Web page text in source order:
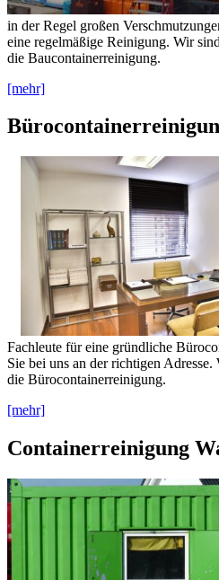
in der Regel großen
eine regelmäßige Reinigung. Wir
die Baucontainerreinigung.
[mehr]
Fachleute für eine gründliche
Sie bei uns an der richtigen
die Bürocontainerreinigung.
[mehr]
Containerreinigung